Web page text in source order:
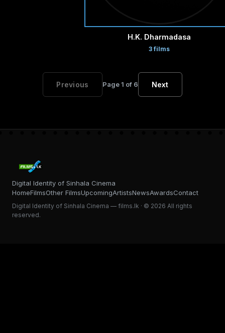
H.K. Dharmadasa
3 films
Previous Page 1 of 6 Next
Digital Identity of Sinhala Cinema
HomeFilmsOther FilmsUpcomingArtistsNewsAwardsContact
Digital Identity of Sinhala Cinema — films.lk · © 2026 All rights
reserved.